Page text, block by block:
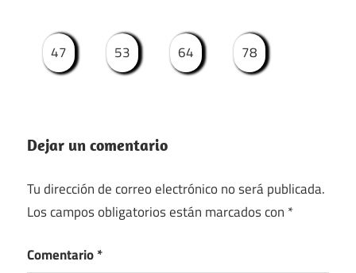
47 53 64 78
Dejar un comentario
Tu dirección de correo electrónico no será publicada.
Los campos obligatorios están marcados con *
Comentario*